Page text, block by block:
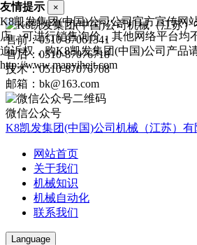
售前：0510-87061341
售后：0510-87076718
技术：0510-87076708
邮箱：bk@163.com
微信公众号
K8凯发集团(中国)公司机械（江苏）有
网站首页
关于我们
机械知识
机械自动化
联系我们
Language
友情提示 ×
K8凯发集团(中国)公司公司官方宣传网
店，可进行销售询价，其他网络平台均
追诉权，购K8凯发集团(中国)公司产品
http://www.manyihejt.com